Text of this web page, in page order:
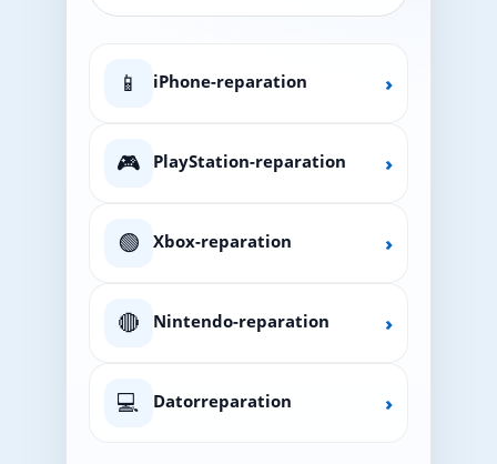
📱 iPhone-reparation ›
🎮 PlayStation-reparation ›
🟢 Xbox-reparation ›
🔴 Nintendo-reparation ›
💻 Datorreparation ›